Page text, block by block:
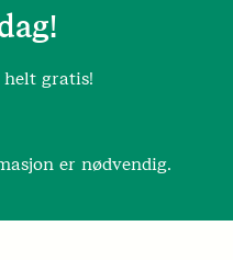
gratis!
er nødvendig.